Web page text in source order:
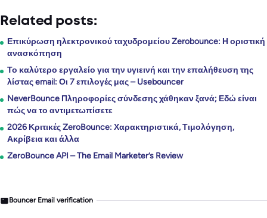
Related posts:
Επικύρωση ηλεκτρονικού ταχυδρομείου Zerobounce: Η οριστική
ανασκόπηση
Το καλύτερο εργαλείο για την υγιεινή και την επαλήθευση της
λίστας email: Οι 7 επιλογές μας – Usebouncer
NeverBounce Πληροφορίες σύνδεσης χάθηκαν ξανά; Εδώ είναι
πώς να το αντιμετωπίσετε
2026 Κριτικές ZeroBounce: Χαρακτηριστικά, Τιμολόγηση,
Ακρίβεια και άλλα
ZeroBounce API – The Email Marketer’s Review
Bouncer Email verification